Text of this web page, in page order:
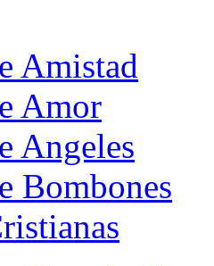
Amistad
Amor
Angeles
Bombones